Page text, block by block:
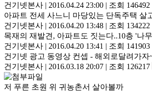
건기넷본사 | 2016.04.24 23:00 | 조회 146492
아파트 전세 사느니 마당있는 단독주택 살
건기넷본사 | 2016.04.20 13:48 | 조회 134222
목재의 재발견, 아파트도 짓는다..10층 '나
건기넷본사 | 2016.04.20 13:41 | 조회 141903
건기넷 광고 동영상 컨셉 - 해외로달려가자
건기넷본사 | 2016.03.18 20:07 | 조회 126217
저 푸른 초원 위 귀농촌서 살아볼까